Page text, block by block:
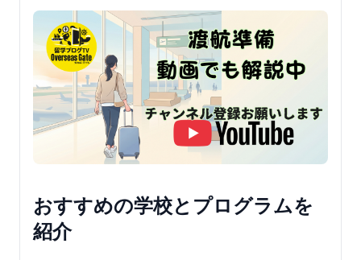
おすすめの学校とプログラムを
紹介